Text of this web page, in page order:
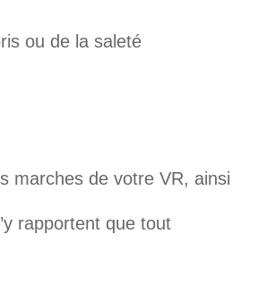
ou de la saleté
marches de votre VR, ainsi
rapportent que tout